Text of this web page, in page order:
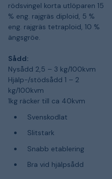
rödsvingel korta utlöparen 15
% eng. rajgräs diploid, 5 %
eng. rajgräs tetraploid, 10 %
ängsgröe.
Sådd:
Nysådd 2,5 – 3 kg/100kvm
Hjälp-/stödsådd 1 – 2
kg/100kvm
1kg räcker till ca 40kvm
Svenskodlat
Slitstark
Snabb etablering
Bra vid hjälpsådd